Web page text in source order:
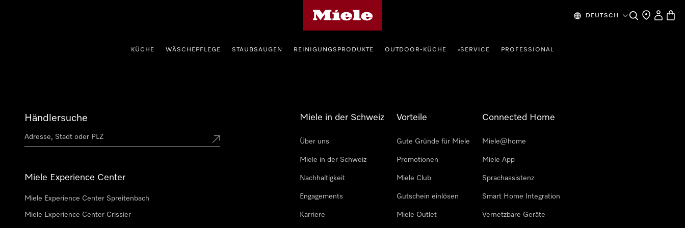
DEUTSCH SucheHändlersuche
Mein
KÜCHE WÄSCHEPFLEGE STAUBSAUGEN REINIGUNGSPRODUKTE OUTDOOR-KÜCHE •SERVICE PROFESSIONAL
Händlersuche
Miele Experience Center
Miele Experience Center Spreitenbach
Miele Experience Center Crissier
Miele in der Schweiz
Über uns
Miele in der Schweiz
Nachhaltigkeit
Engagements
Karriere
Vorteile
Gute Gründe für Miele
Promotionen
Miele Club
Gutschein einlösen
Miele Outlet
Connected Home
Miele@home
Miele App
Sprachassistenz
Smart Home Integration
Vernetzbare Geräte